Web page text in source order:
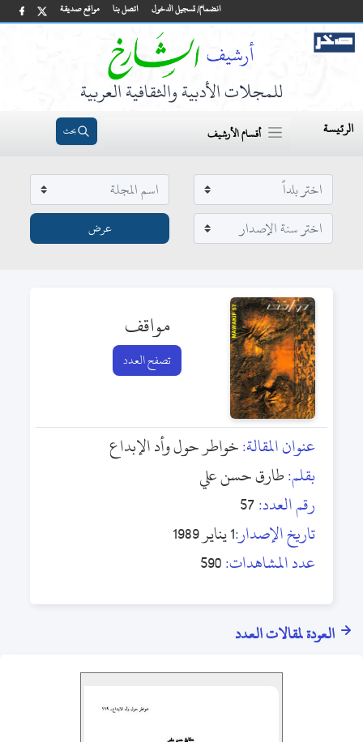
مواقع صديقة اتصل بنا انضمام/ تسجيل الدخول
للمجلات الأدبية والثقافية العربية
الرئيسة أقسام الأرشيف بحث
مواقف
تصفح العدد
عنوان المقالة:خواطر حول وأد الإبداع
بقلم:طارق حسن علي
رقم العدد:57
تاريخ الإصدار:1 يناير 1989
عدد المشاهدات:590
العودة لمقالات العدد